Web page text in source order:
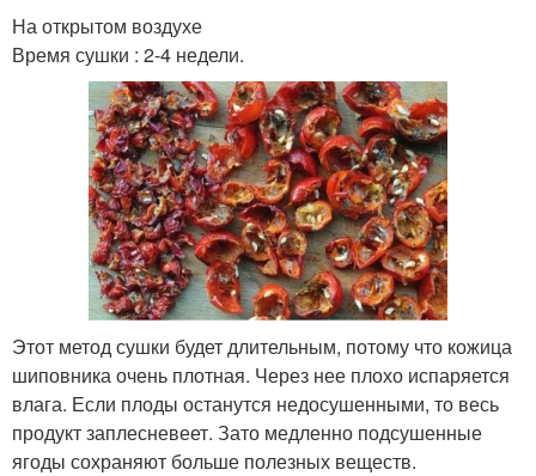
На открытом воздухе
Время сушки : 2-4 недели.
Этот метод сушки будет длительным, потому что кожица
шиповника очень плотная. Через нее плохо испаряется
влага. Если плоды останутся недосушенными, то весь
продукт заплесневеет. Зато медленно подсушенные
ягоды сохраняют больше полезных веществ.